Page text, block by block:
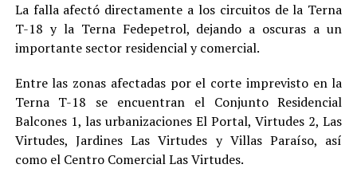
La falla afectó directamente a los circuitos de la Terna
T-18 y la Terna Fedepetrol, dejando a oscuras a un
importante sector residencial y comercial.
Entre las zonas afectadas por el corte imprevisto en la
Terna T-18 se encuentran el Conjunto Residencial
Balcones 1, las urbanizaciones El Portal, Virtudes 2, Las
Virtudes, Jardines Las Virtudes y Villas Paraíso, así
como el Centro Comercial Las Virtudes.